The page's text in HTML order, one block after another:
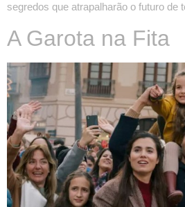
segredos que atrapalharão o futuro de
A Garota na Fita